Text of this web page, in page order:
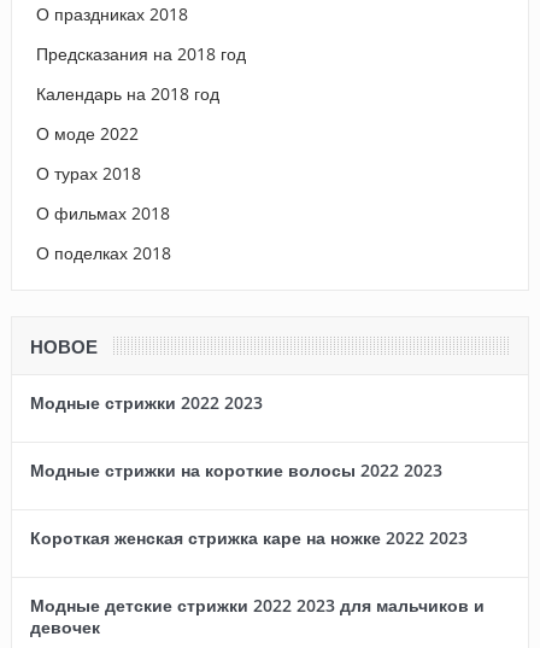
О праздниках 2018
Предсказания на 2018 год
Календарь на 2018 год
О моде 2022
О турах 2018
О фильмах 2018
О поделках 2018
НОВОЕ
Модные стрижки 2022 2023
Модные стрижки на короткие волосы 2022 2023
Короткая женская стрижка каре на ножке 2022 2023
Модные детские стрижки 2022 2023 для мальчиков и
девочек